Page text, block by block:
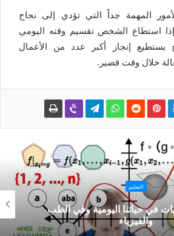
المهمة جداً التي تؤدي إلى نجاح
استطاع الشخص تقسيم وقته اليومي
إنجاز أكبر عدد من الأعمال
خلال وقت قصير.
التعليم
في حياتنا اليومية وفي الطب
والفيزياء